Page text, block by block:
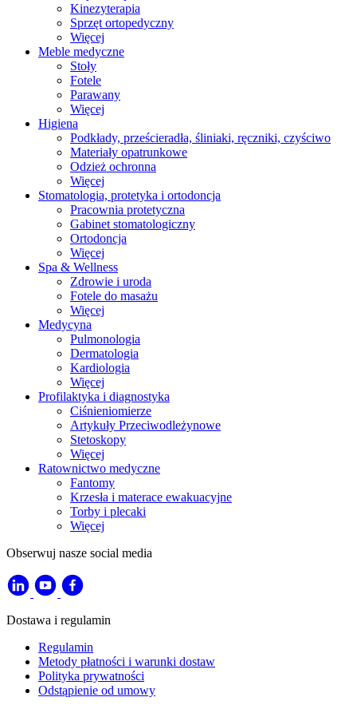
Kinezyterapia
Sprzęt ortopedyczny
Więcej
Meble medyczne
Stoły
Fotele
Parawany
Więcej
Higiena
Podkłady, prześcieradła, śliniaki, ręczniki, czyściwo
Materiały opatrunkowe
Odzież ochronna
Więcej
Stomatologia, protetyka i ortodoncja
Pracownia protetyczna
Gabinet stomatologiczny
Ortodoncja
Więcej
Spa & Wellness
Zdrowie i uroda
Fotele do masażu
Więcej
Medycyna
Pulmonologia
Dermatologia
Kardiologia
Więcej
Profilaktyka i diagnostyka
Ciśnieniomierze
Artykuły Przeciwodleżynowe
Stetoskopy
Więcej
Ratownictwo medyczne
Fantomy
Krzesła i materace ewakuacyjne
Torby i plecaki
Więcej
Obserwuj nasze social media
Dostawa i regulamin
Regulamin
Metody płatności i warunki dostaw
Polityka prywatności
Odstąpienie od umowy